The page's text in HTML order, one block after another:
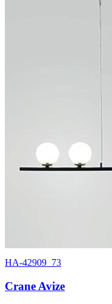
HA-42909_73
Crane Avize